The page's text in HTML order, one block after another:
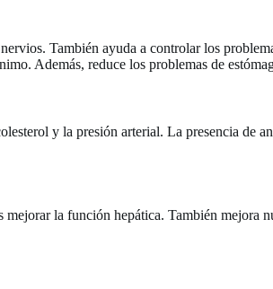
También ayuda a controlar los
Además, reduce los problemas de
y la presión arterial. La presencia de
la función hepática. También mejora